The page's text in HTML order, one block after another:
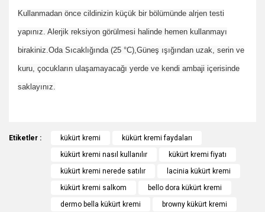
Kullanmadan önce cildinizin küçük bir bölümünde alrjen testi
yapınız. Alerjik reksiyon görülmesi halinde hemen kullanmayı
birakiniz.Oda Sıcaklığında (25 °C),Güneş ışığından uzak, serin ve
kuru, çocukların ulaşamayacağı yerde ve kendi ambaji içerisinde
saklayınız.
Bu ürüne ilk yorumu siz yapın!
konularda yetersiz gördüğünüz noktaları öneri formunu
kullanarak tarafımıza iletebilirsiniz.
Ürün resmi kalitesiz, bozuk veya görüntülenemiyor.
Ürün açıklamasında eksik bilgiler bulunuyor.
Etiketler : kükürt kremi
kükürt kremi faydaları
kükürt kremi nasıl kullanılır
kükürt kremi fiyatı
kükürt kremi nerede satılır
lacinia kükürt kremi
kükürt kremi salkom
bello dora kükürt kremi
dermo bella kükürt kremi
browny kükürt kremi